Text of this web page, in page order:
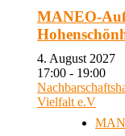
MANEO-
4. August 2027
17:00 - 19:00
Vielfalt e.V